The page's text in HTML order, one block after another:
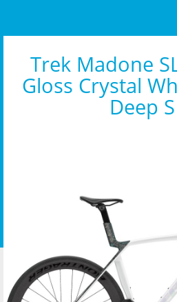
Trek Madone
Gloss Crystal
Deep S